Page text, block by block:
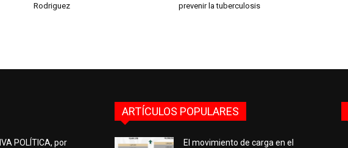
Rodriguez
prevenir la tuberculosis
POLÍTICA, por
ARTÍCULOS POPULARES
El movimiento de carga en el